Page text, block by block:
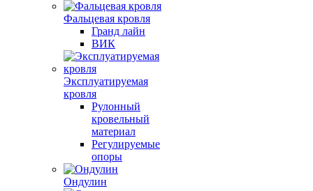
Фальцевая кровля
Гранд лайн
ВИК
Эксплуатируемая
кровля
Рулонный
кровельный
материал
Регулируемые
опоры
Ондулин